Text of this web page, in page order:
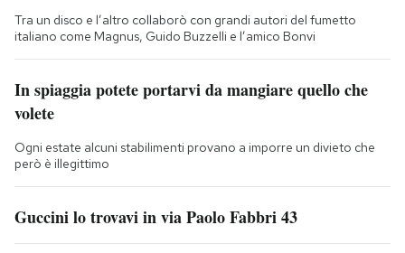
Tra un disco e l’altro collaborò con grandi autori del fumetto
italiano come Magnus, Guido Buzzelli e l’amico Bonvi
In spiaggia potete portarvi da mangiare quello che
volete
Ogni estate alcuni stabilimenti provano a imporre un divieto che
però è illegittimo
Guccini lo trovavi in via Paolo Fabbri 43